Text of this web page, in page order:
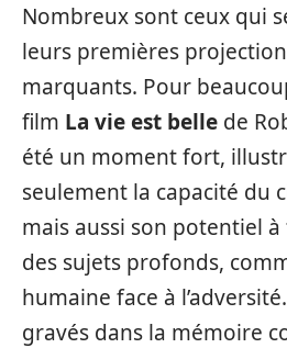
Nombreux sont ceux qui
leurs premières
marquants. Pour
film La vie est belle de
été un moment fort,
seulement la capacité du
mais aussi son potentiel
des sujets profonds,
humaine face à
gravés dans la mémoire